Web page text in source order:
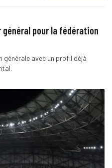
général pour la fédération
générale avec un profil déjà